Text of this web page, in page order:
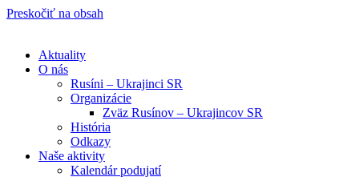
Preskočiť na obsah
Aktuality
O nás
Rusíni – Ukrajinci SR
Organizácie
Zväz Rusínov – Ukrajincov SR
História
Odkazy
Naše aktivity
Kalendár podujatí